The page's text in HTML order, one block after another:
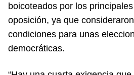
boicoteados por los
oposición, ya que
condiciones para unas
democráticas.